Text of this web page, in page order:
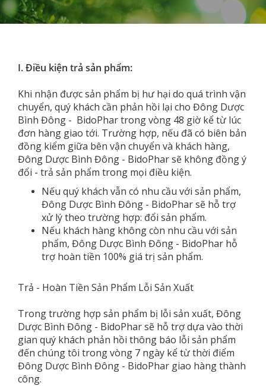
I. Điều kiện trả sản phẩm:
Khi nhận được sản phẩm bị hư hại do quá trình vận
chuyển, quý khách cần phản hồi lại cho Đông Dược
Bình Đông - BidoPhar trong vòng 48 giờ kể từ lúc
đơn hàng giao tới. Trường hợp, nếu đã có biên bản
đồng kiểm giữa bên vận chuyển và khách hàng,
Đông Dược Bình Đông - BidoPhar sẽ không đồng ý
đổi - trả sản phẩm trong mọi điều kiện.
Nếu quý khách vẫn có nhu cầu với sản phẩm,
Đông Dược Bình Đông - BidoPhar sẽ hỗ trợ
xử lý theo trường hợp: đổi sản phẩm.
Nếu khách hàng không còn nhu cầu với sản
phẩm, Đông Dược Bình Đông - BidoPhar hỗ
trợ hoàn tiền 100% giá trị sản phẩm.
Trả - Hoàn Tiền Sản Phẩm Lỗi Sản Xuất
Trong trường hợp sản phẩm bị lỗi sản xuất, Đông
Dược Bình Đông - BidoPhar sẽ hỗ trợ dựa vào thời
gian quý khách phản hồi thông báo lỗi sản phẩm
đến chúng tôi trong vòng 7 ngày kể từ thời điểm
Đông Dược Bình Đông - BidoPhar giao hàng thành
công.